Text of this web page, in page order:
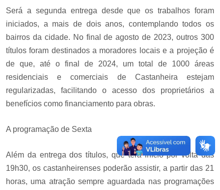
Será a segunda entrega desde que os trabalhos foram
iniciados, a mais de dois anos, contemplando todos os
bairros da cidade. No final de agosto de 2023, outros 300
títulos foram destinados a moradores locais e a projeção é
de que, até o final de 2024, um total de 1000 áreas
residenciais e comerciais de Castanheira estejam
regularizadas, facilitando o acesso dos proprietários a
benefícios como financiamento para obras.
A programação de Sexta
Além da entrega dos títulos, que terá início por volta das
19h30, os castanheirenses poderão assistir, a partir das 21
horas, uma atração sempre aguardada nas programações